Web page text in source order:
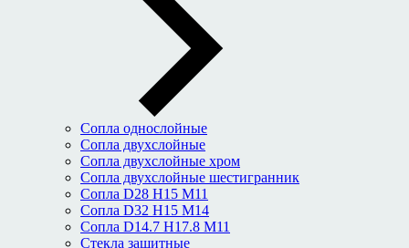
Сопла однослойные
Сопла двухслойные
Сопла двухслойные хром
Сопла двухслойные шестигранник
Сопла D28 H15 M11
Сопла D32 H15 M14
Сопла D14.7 H17.8 M11
Стекла защитные